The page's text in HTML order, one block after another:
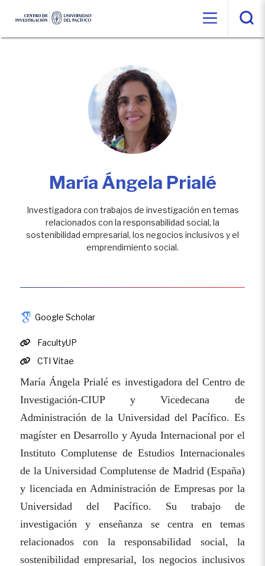
María Ángela Prialé
Investigadora con trabajos de investigación en temas
relacionados con la responsabilidad social, la
sostenibilidad empresarial, los negocios inclusivos y el
emprendimiento social.
Google Scholar
FacultyUP
CTI Vitae
María Ángela Prialé es investigadora del Centro de
Investigación-CIUP y Vicedecana de
Administración de la Universidad del Pacífico. Es
magíster en Desarrollo y Ayuda Internacional por el
Instituto Complutense de Estudios Internacionales
de la Universidad Complutense de Madrid (España)
y licenciada en Administración de Empresas por la
Universidad del Pacífico. Su trabajo de
investigación y enseñanza se centra en temas
relacionados con la responsabilidad social, la
sostenibilidad empresarial, los negocios inclusivos